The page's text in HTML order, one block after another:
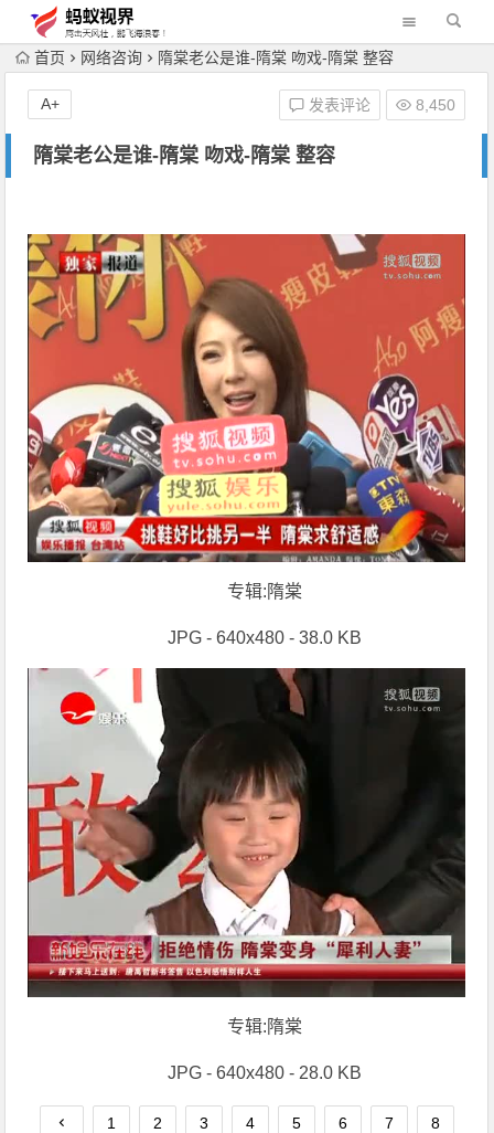
首页 网络咨询 隋棠老公是谁-隋棠 吻戏-隋棠 整容
隋棠老公是谁-隋棠 吻戏-隋棠 整容
发表评论 8,450
A+
专辑:隋棠
JPG - 640x480 - 38.0 KB
专辑:隋棠
JPG - 640x480 - 28.0 KB
1 2 3 4 5 6 7 8